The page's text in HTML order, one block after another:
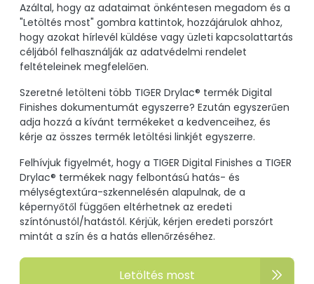
Azáltal, hogy az adataimat önkéntesen megadom és a
"Letöltés most" gombra kattintok, hozzájárulok ahhoz,
hogy azokat hírlevél küldése vagy üzleti kapcsolattartás
céljából felhasználják az adatvédelmi rendelet
feltételeinek megfelelően.
Szeretné letölteni több TIGER Drylac® termék Digital
Finishes dokumentumát egyszerre? Ezután egyszerűen
adja hozzá a kívánt termékeket a kedvenceihez, és
kérje az összes termék letöltési linkjét egyszerre.
Felhívjuk figyelmét, hogy a TIGER Digital Finishes a TIGER
Drylac® termékek nagy felbontású hatás- és
mélységtextúra-szkennelésén alapulnak, de a
képernyőtől függően eltérhetnek az eredeti
színtónustól/hatástól. Kérjük, kérjen eredeti porszórt
mintát a szín és a hatás ellenőrzéséhez.
Letöltés most